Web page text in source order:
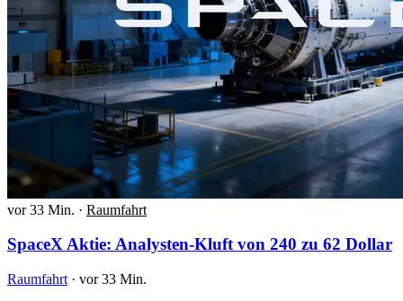
vor 33 Min. · Raumfahrt
SpaceX Aktie: Analysten-Kluft von 240 zu 62 Dollar
Raumfahrt · vor 33 Min.